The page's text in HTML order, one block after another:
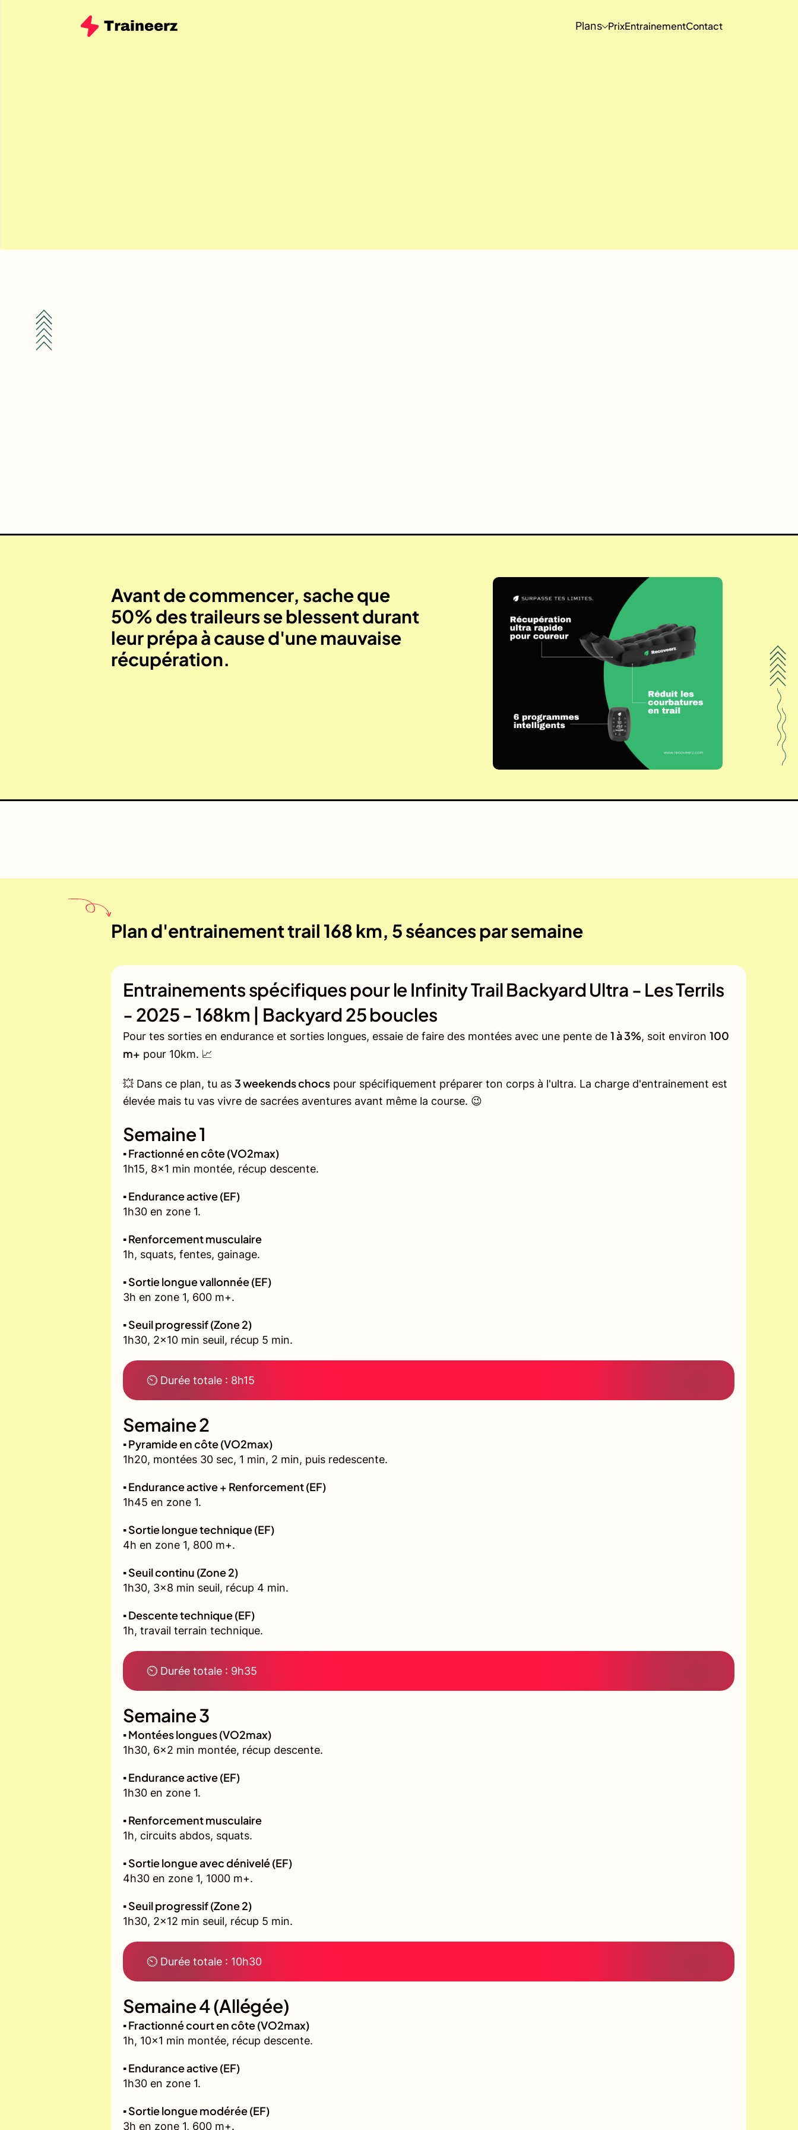
Plans PrixEntrainementContact
Avant de commencer, sache que
50% des traileurs se blessent durant
leur prépa à cause d'une mauvaise
récupération.
Plan d'entrainement trail 168 km, 5 séances par semaine
Entrainements spécifiques pour le Infinity Trail Backyard Ultra - Les Terrils
- 2025 - 168km | Backyard 25 boucles
Pour tes sorties en endurance et sorties longues, essaie de faire des montées avec une pente de 1 à 3%, soit environ 100
m+ pour 10km. 📈
💥 Dans ce plan, tu as 3 weekends chocs pour spécifiquement préparer ton corps à l'ultra. La charge d'entrainement est
élevée mais tu vas vivre de sacrées aventures avant même la course. 😉
Semaine 1
▪️ Fractionné en côte (VO2max)
1h15, 8x1 min montée, récup descente.
▪️ Endurance active (EF)
1h30 en zone 1.
▪️ Renforcement musculaire
1h, squats, fentes, gainage.
▪️ Sortie longue vallonnée (EF)
3h en zone 1, 600 m+.
▪️ Seuil progressif (Zone 2)
1h30, 2x10 min seuil, récup 5 min.
⏲ Durée totale : 8h15
Semaine 2
▪️ Pyramide en côte (VO2max)
1h20, montées 30 sec, 1 min, 2 min, puis redescente.
▪️ Endurance active + Renforcement (EF)
1h45 en zone 1.
▪️ Sortie longue technique (EF)
4h en zone 1, 800 m+.
▪️ Seuil continu (Zone 2)
1h30, 3x8 min seuil, récup 4 min.
▪️ Descente technique (EF)
1h, travail terrain technique.
⏲ Durée totale : 9h35
Semaine 3
▪️ Montées longues (VO2max)
1h30, 6x2 min montée, récup descente.
▪️ Endurance active (EF)
1h30 en zone 1.
▪️ Renforcement musculaire
1h, circuits abdos, squats.
▪️ Sortie longue avec dénivelé (EF)
4h30 en zone 1, 1000 m+.
▪️ Seuil progressif (Zone 2)
1h30, 2x12 min seuil, récup 5 min.
⏲ Durée totale : 10h30
Semaine 4 (Allégée)
▪️ Fractionné court en côte (VO2max)
1h, 10x1 min montée, récup descente.
▪️ Endurance active (EF)
1h30 en zone 1.
▪️ Sortie longue modérée (EF)
3h en zone 1, 600 m+.